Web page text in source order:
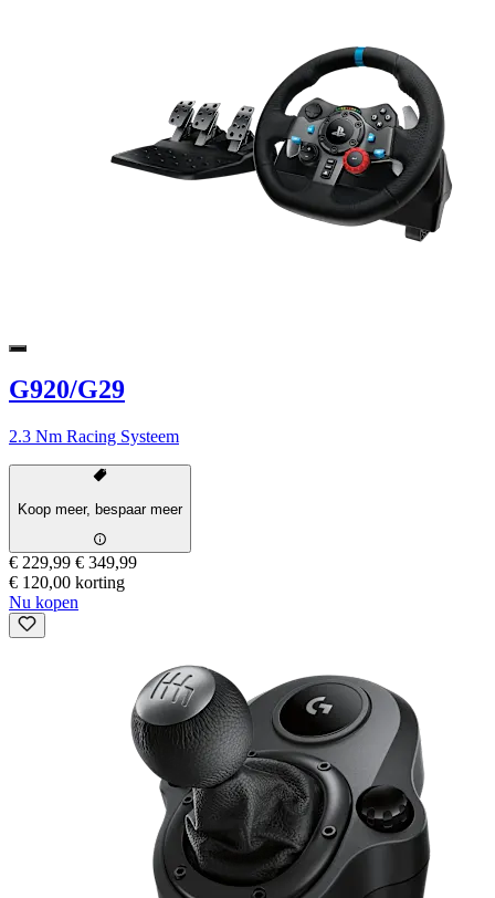
G920/G29
2.3 Nm Racing Systeem
Koop meer, bespaar meer
€ 229,99 € 349,99
€ 120,00 korting
Nu kopen